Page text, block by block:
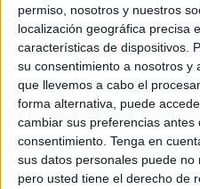
permiso, nosotros y nuestros
localización geográfica precisa
características de dispositivos.
su consentimiento a nosotros y
que llevemos a cabo el
forma alternativa, puede
cambiar sus preferencias antes
consentimiento. Tenga en
sus datos personales puede
pero usted tiene el derecho de
Todos ellos mantendrán una
se iniciará con un paseo por
Hotel Puerta de África, que
manera definitiva el acto
mismo Pablo Casado, a las
contará como es lógico con
que se le acercarán en ese
máximos responsables de